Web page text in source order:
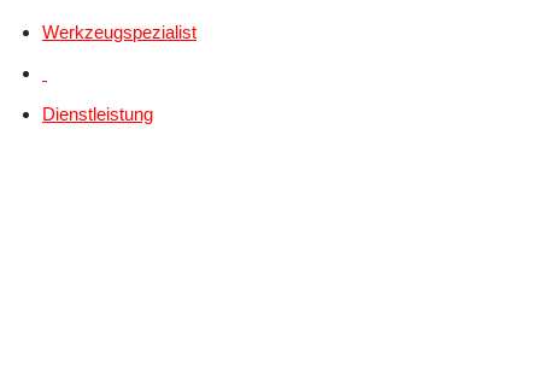
Werkzeugspezialist
Dienstleistung